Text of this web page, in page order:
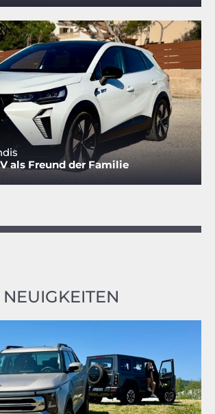
als Freund der Familie